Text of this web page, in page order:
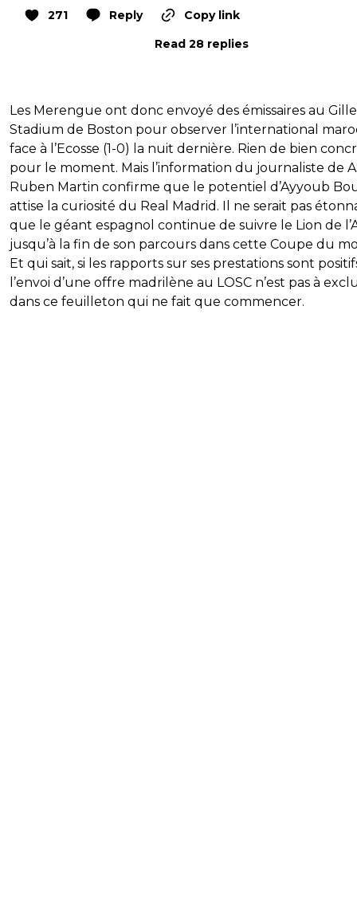
271 Reply
Copy link
Read 28 replies
Les Merengue ont donc envoyé des émissaires au
Stadium de Boston pour observer l’international
face à l’Ecosse (1-0) la nuit dernière. Rien de bien
pour le moment. Mais l’information du journaliste de
Ruben Martin confirme que le potentiel d’Ayyoub
attise la curiosité du Real Madrid. Il ne serait pas
que le géant espagnol continue de suivre le Lion de
jusqu’à la fin de son parcours dans cette Coupe du
Et qui sait, si les rapports sur ses prestations sont
l’envoi d’une offre madrilène au LOSC n’est pas à
dans ce feuilleton qui ne fait que commencer.